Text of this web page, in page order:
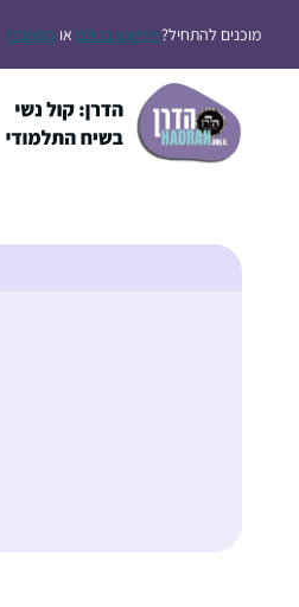
מוכנים להתחיל?הירשמו בחינם או התחברו